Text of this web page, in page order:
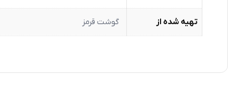
تهیه شده از گوشت قرمز